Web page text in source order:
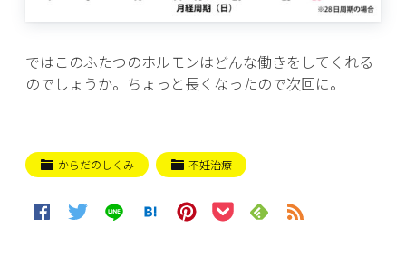
ではこのふたつのホルモンはどんな働きをしてくれる
のでしょうか。ちょっと長くなったので次回に。
からだのしくみ 不妊治療